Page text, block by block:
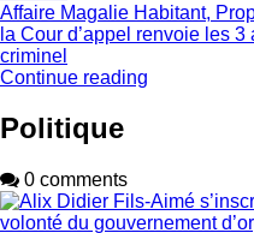
Affaire Magalie Habitant,
la Cour d’appel renvoie les
criminel
Continue reading
Politique
0 comments